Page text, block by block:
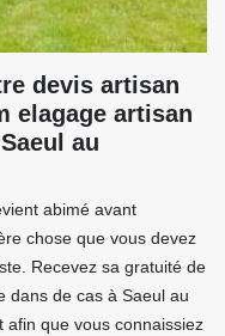
devis artisan
elagage artisan
au
abimé avant
chose que vous devez
Recevez sa gratuité de
dans de cas à Saeul au
afin que vous connaissiez